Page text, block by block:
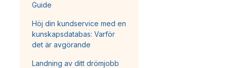
Guide
Höj din kundservice med en
kunskapsdatabas: Varför
det är avgörande
Landning av ditt drömjobb